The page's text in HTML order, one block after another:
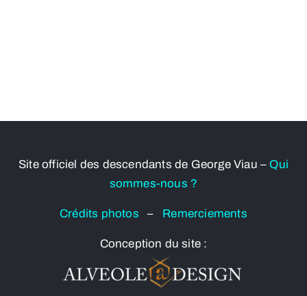
Site officiel des descendants de George Viau – Qui
sommes-nous ?
Crédits photos– Remerciements
Conception du site :